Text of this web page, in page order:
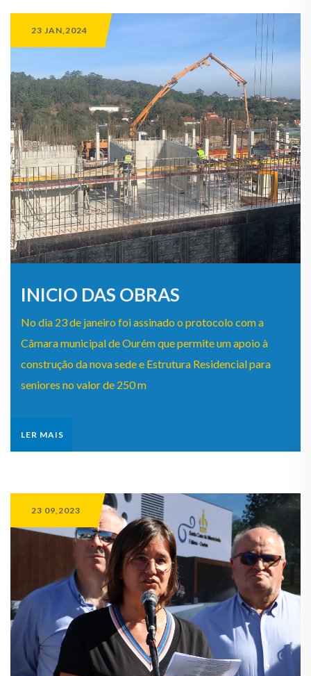
23 JAN,2024
INICIO DAS OBRAS
No dia 23 de janeiro foi assinado o protocolo com a
Câmara municipal de Ourém que permite um apoio à
construção da nova sede e Estrutura Residencial para
seniores no valor de 250 m
LER MAIS
23 09,2023